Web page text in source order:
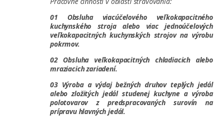
01 Obsluha viacúčelového veľkokapacitného
kuchynského stroja alebo viac jednoúčelových
veľkokapacitných kuchynských strojov na výrobu
pokrmov.
02 Obsluha veľkokapacitných chladiacich alebo
mraziacich zariadení.
03 Výroba a výdaj bežných druhov teplých jedál
alebo zložitých jedál studenej kuchyne a výroba
polotovarov z predspracovaných surovín na
prípravu hlavných jedál.